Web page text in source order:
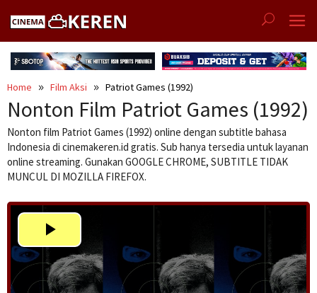
Home Film Aksi Patriot Games (1992)
Nonton Film Patriot Games (1992)
Nonton film Patriot Games (1992) online dengan subtitle bahasa
Indonesia di cinemakeren.id gratis. Sub hanya tersedia untuk layanan
online streaming. Gunakan GOOGLE CHROME, SUBTITLE TIDAK
MUNCUL DI MOZILLA FIREFOX.
Play
Video